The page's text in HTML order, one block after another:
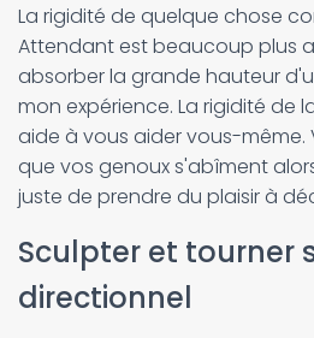
La rigidité de quelque chose
Attendant est beaucoup plus
absorber la grande hauteur
mon expérience. La rigidité de
aide à vous aider vous-même.
que vos genoux s'abîment
juste de prendre du plaisir à
Sculpter et tourner
directionnel